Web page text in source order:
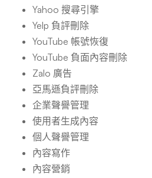
Yahoo 搜尋引擎
Yelp 負評刪除
YouTube 帳號恢復
YouTube 負面內容刪除
Zalo 廣告
亞馬遜負評刪除
企業聲譽管理
使用者生成內容
個人聲譽管理
內容寫作
內容營銷